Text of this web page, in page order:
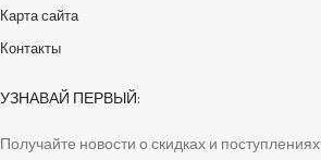
Карта сайта
Контакты
УЗНАВАЙ ПЕРВЫЙ:
Получайте новости о скидках и